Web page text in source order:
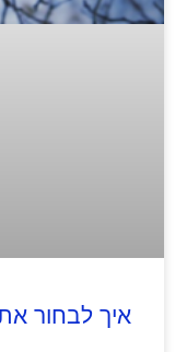
איך לבחור את